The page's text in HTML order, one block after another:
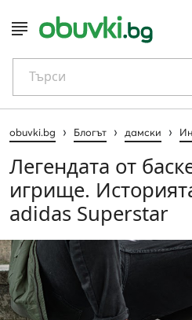
Търси
obuvki.bg › Блогът › дамски ›
Легендата от
игрище.
adidas Superstar